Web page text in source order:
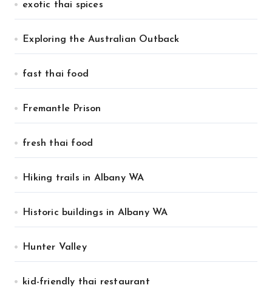
exotic thai spices
Exploring the Australian Outback
fast thai food
Fremantle Prison
fresh thai food
Hiking trails in Albany WA
Historic buildings in Albany WA
Hunter Valley
kid-friendly thai restaurant